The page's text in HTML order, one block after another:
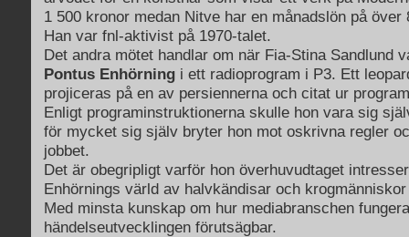
1 500 kronor medan Nitve har en månadslön på över
Han var fnl-aktivist på 1970-talet.
Det andra mötet handlar om när Fia-Stina Sandlund
Pontus Enhörning i ett radioprogram i P3. Ett
projiceras på en av persiennerna och citat ur
Enligt programinstruktionerna skulle hon vara sig
för mycket sig själv bryter hon mot oskrivna regler
jobbet.
Det är obegripligt varför hon överhuvudtaget
Enhörnings värld av halvkändisar och
Med minsta kunskap om hur mediabranschen
händelseutvecklingen förutsägbar.